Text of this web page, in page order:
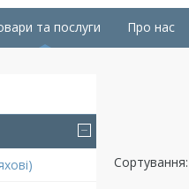
та послуги Про нас